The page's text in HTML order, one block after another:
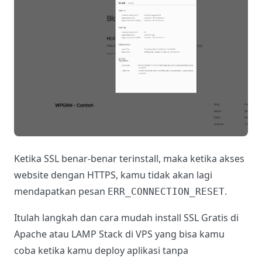
Ketika SSL benar-benar terinstall, maka ketika akses
website dengan HTTPS, kamu tidak akan lagi
mendapatkan pesan ERR_CONNECTION_RESET.
Itulah langkah dan cara mudah install SSL Gratis di
Apache atau LAMP Stack di VPS yang bisa kamu
coba ketika kamu deploy aplikasi tanpa